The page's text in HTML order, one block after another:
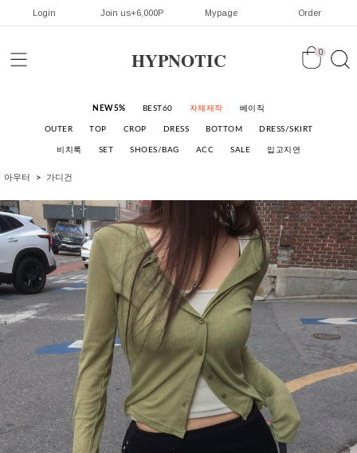
Login Join us+6,000P Mypage Order
HYPNOTIC 0
NEW5% BEST60 자체제작 베이직
OUTER TOP CROP DRESS BOTTOM DRESS/SKIRT
비치룩 SET SHOES/BAG ACC SALE 입고지연
아우터 가디건